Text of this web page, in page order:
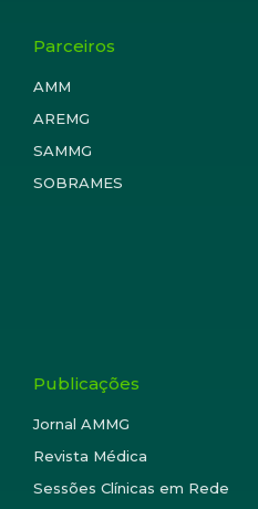
Parceiros
AMM
AREMG
SAMMG
SOBRAMES
Publicações
Jornal AMMG
Revista Médica
Sessões Clínicas em Rede